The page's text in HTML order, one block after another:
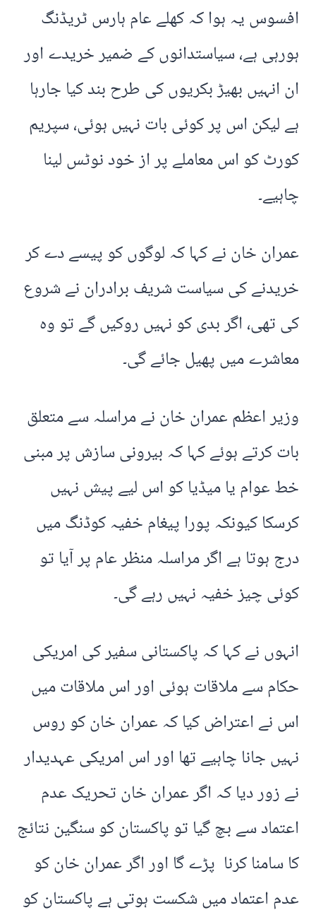
افسوس یہ ہوا کہ کھلے عام ہارس ٹریڈنگ
ہورہی ہے، سیاستدانوں کے ضمیر خریدے اور
ان انہیں بھیڑ بکریوں کی طرح بند کیا جارہا
ہے لیکن اس پر کوئی بات نہیں ہوئی، سپریم
کورٹ کو اس معاملے پر از خود نوٹس لینا
چاہیے۔
عمران خان نے کہا کہ لوگوں کو پیسے دے کر
خریدنے کی سیاست شریف برادران نے شروع
کی تھی، اگر بدی کو نہیں روکیں گے تو وہ
معاشرے میں پھیل جائے گی۔
وزیر اعظم عمران خان نے مراسلہ سے متعلق
بات کرتے ہوئے کہا کہ بیرونی سازش پر مبنی
خط عوام یا میڈیا کو اس لیے پیش نہیں
کرسکا کیونکہ پورا پیغام خفیہ کوڈنگ میں
درج ہوتا ہے اگر مراسلہ منظر عام پر آیا تو
کوئی چیز خفیہ نہیں رہے گی۔
انہوں نے کہا کہ پاکستانی سفیر کی امریکی
حکام سے ملاقات ہوئی اور اس ملاقات میں
اس نے اعتراض کیا کہ عمران خان کو روس
نہیں جانا چاہیے تھا اور اس امریکی عہدیدار
نے زور دیا کہ اگر عمران خان تحریک عدم
اعتماد سے بچ گیا تو پاکستان کو سنگین نتائج
کا سامنا کرنا پڑے گا اور اگر عمران خان کو
عدم اعتماد میں شکست ہوتی ہے پاکستان کو